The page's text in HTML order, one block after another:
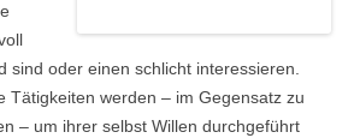
sind oder einen schlicht interessieren.
Tätigkeiten werden – im Gegensatz zu
– um ihrer selbst Willen durchgeführt